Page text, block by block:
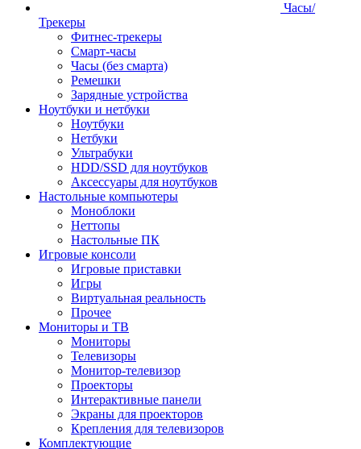
Часы/
Трекеры
Фитнес-трекеры
Смарт-часы
Часы (без смарта)
Ремешки
Зарядные устройства
Ноутбуки и нетбуки
Ноутбуки
Нетбуки
Ультрабуки
HDD/SSD для ноутбуков
Аксессуары для ноутбуков
Настольные компьютеры
Моноблоки
Неттопы
Настольные ПК
Игровые консоли
Игровые приставки
Игры
Виртуальная реальность
Прочее
Мониторы и ТВ
Мониторы
Телевизоры
Монитор-телевизор
Проекторы
Интерактивные панели
Экраны для проекторов
Крепления для телевизоров
Комплектующие